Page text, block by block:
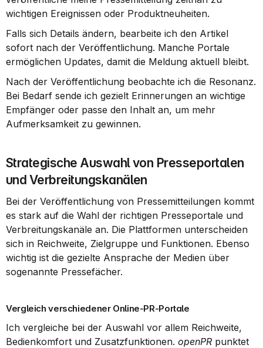
wichtigen Ereignissen oder Produktneuheiten.
Falls sich Details ändern, bearbeite ich den Artikel
sofort nach der Veröffentlichung. Manche Portale
ermöglichen Updates, damit die Meldung aktuell bleibt.
Nach der Veröffentlichung beobachte ich die Resonanz.
Bei Bedarf sende ich gezielt Erinnerungen an wichtige
Empfänger oder passe den Inhalt an, um mehr
Aufmerksamkeit zu gewinnen.
Strategische Auswahl von Presseportalen
und Verbreitungskanälen
Bei der Veröffentlichung von Pressemitteilungen kommt
es stark auf die Wahl der richtigen Presseportale und
Verbreitungskanäle an. Die Plattformen unterscheiden
sich in Reichweite, Zielgruppe und Funktionen. Ebenso
wichtig ist die gezielte Ansprache der Medien über
sogenannte Pressefächer.
Vergleich verschiedener Online-PR-Portale
Ich vergleiche bei der Auswahl vor allem Reichweite,
Bedienkomfort und Zusatzfunktionen. openPR punktet